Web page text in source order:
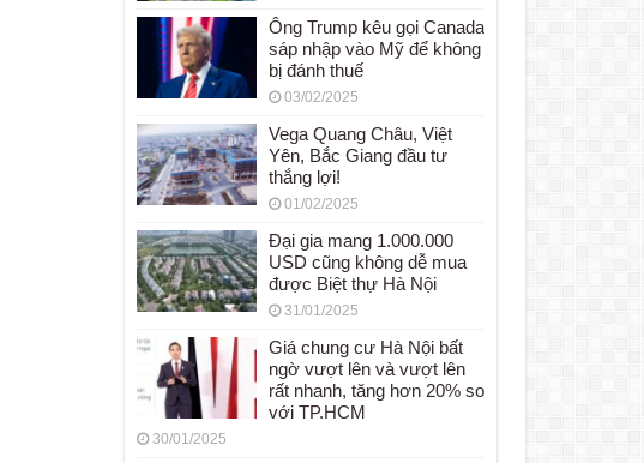
Ông Trump kêu gọi Canada
sáp nhập vào Mỹ để không
bị đánh thuế
03/02/2025
Vega Quang Châu, Việt
Yên, Bắc Giang đầu tư
thắng lợi!
01/02/2025
Đại gia mang 1.000.000
USD cũng không dễ mua
được Biệt thự Hà Nội
31/01/2025
Giá chung cư Hà Nội bất
ngờ vượt lên và vượt lên
rất nhanh, tăng hơn 20% so
với TP.HCM
30/01/2025